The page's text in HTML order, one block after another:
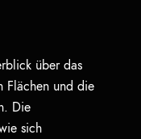
über das
Flächen und die
Die
sich